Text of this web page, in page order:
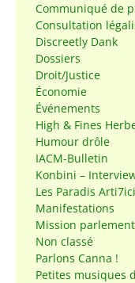
Communiqué de
Consultation
Discreetly Dank
Dossiers
Droit/Justice
Économie
Événements
High & Fines
Humour drôle
IACM-Bulletin
Konbini –
Les Paradis
Manifestations
Mission
Non classé
Parlons Canna !
Petites musiques